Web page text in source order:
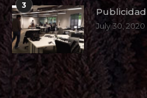
3
Publicidad
July 30, 2020